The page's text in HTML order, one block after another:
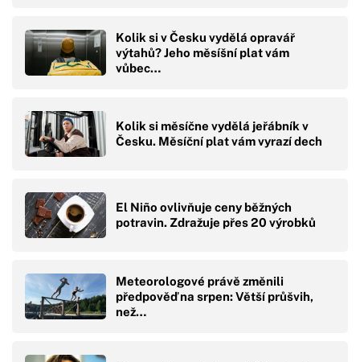
Kolik si v Česku vydělá opravář
výtahů? Jeho měsíšní plat vám
vůbec…
Kolik si měsíčne vydělá jeřábník v
Česku. Měsíční plat vám vyrazí dech
El Niño ovlivňuje ceny běžných
potravin. Zdražuje přes 20 výrobků
Meteorologové právě změnili
předpověď na srpen: Větší průšvih,
než…